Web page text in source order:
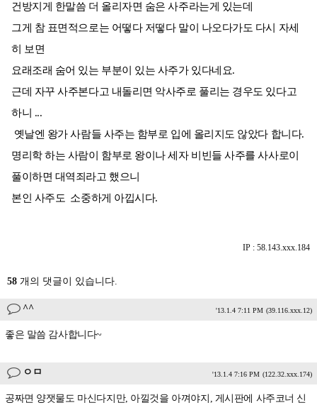
건방지게 한말씀 더 올리자면 숨은 사주라는게 있는데
그게 참 표면적으로는 어떻다 저떻다 말이 나오다가도 다시 자세
히 보면
요래조래 숨어 있는 부분이 있는 사주가 있다네요.
근데 자꾸 사주본다고 내돌리면 악사주로 풀리는 경우도 있다고
하니 ...
옛날엔 왕가 사람들 사주는 함부로 입에 올리지도 않았다 합니다.
명리학 하는 사람이 함부로 왕이나 세자 비빈들 사주를 사사로이
풀이하면 대역죄라고 했으니
본인 사주도 소중하게 아낍시다.
IP : 58.143.xxx.184
58 개의 댓글이 있습니다.
^^ '13.1.4 7:11 PM (39.116.xxx.12)
좋은 말씀 감사합니다~
ㅇㅁ '13.1.4 7:16 PM (122.32.xxx.174)
공짜면 양잿물도 마신다지만, 아낄것을 아껴야지, 게시판에 사주코너 신